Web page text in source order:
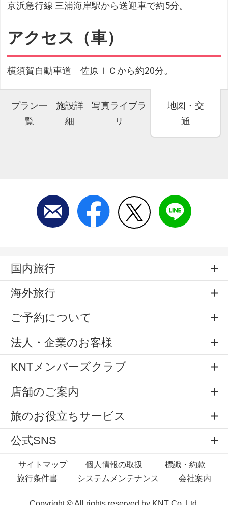
京浜急行線 三浦海岸駅から送迎車で約5分。
アクセス（車）
横須賀自動車道 佐原ＩＣから約20分。
プラン一
覧
施設詳
細
写真ライブラ
リ
地図・交
通
国内旅行
海外旅行
ご予約について
法人・企業のお客様
KNTメンバーズクラブ
店舗のご案内
旅のお役立ちサービス
公式SNS
サイトマップ 個人情報の取扱
標識・約款
旅行条件書
システムメンテナンス 会社案内